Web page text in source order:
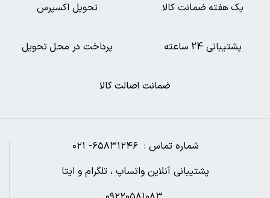
ضمانت اصالت کالا
پرداخت در محل تحویل پشتیبانی 24 ساعته
تحویل اکسپرس یک هفته ضمانت کالا
شماره تماس : ۶۵۸۳۱۲۴۶- ۰۲۱
پشتیبانی آنلاین واتساپ ، تلگرام و ایتا